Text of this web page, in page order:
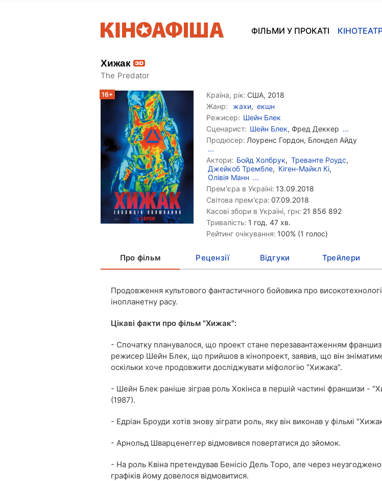
ФІЛЬМИ У ПРОКАТІ
Хижак
The Predator
16+ Країна, рік: США, 2018
Жанр:
жахи, екшн
Режисер: Шейн Блек
Сценарист: Шейн Блек, Фред Деккер ...
Продюсер: Лоуренс Гордон, Блондел Айду
...
Актори: Бойд Холбрук, Треванте Роудс,
Джейкоб Трембле, Кіген-Майкл Кі,
Олівія Манн ...
Прем'єра в Україні: 13.09.2018
Світова прем'єра: 07.09.2018
Касові збори в Україні, грн: 21 856 892
Тривалість: 1 год. 47 хв.
Рейтинг очікування: 100% (1 голос)
Про фільм Рецензії Відгуки Трейлери
Продовження культового фантастичного бойовика про
інопланетну расу.
Цікаві факти про фільм "Хижак":
- Спочатку планувалося, що проект стане перезавантаженням
режисер Шейн Блек, що прийшов в кінопроект, заявив, що він
оскільки хоче продовжити досліджувати міфологію "Хижака".
- Шейн Блек раніше зіграв роль Хокінса в першій частині франшизи -
(1987).
- Едріан Броуди хотів знову зіграти роль, яку він виконав у фільмі
- Арнольд Шварценеггер відмовився повертатися до зйомок.
- На роль Квіна претендував Бенісіо Дель Торо, але через
графіків йому довелося відмовитися.